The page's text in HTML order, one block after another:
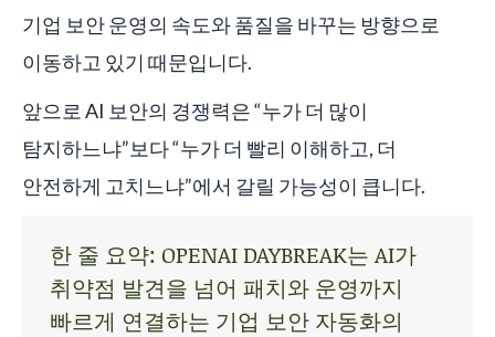
기업 보안 운영의 속도와 품질을 바꾸는 방향으로
이동하고 있기 때문입니다.
앞으로 AI 보안의 경쟁력은 “누가 더 많이
탐지하느냐”보다 “누가 더 빨리 이해하고, 더
안전하게 고치느냐”에서 갈릴 가능성이 큽니다.
한 줄 요약: OPENAI DAYBREAK는 AI가
취약점 발견을 넘어 패치와 운영까지
빠르게 연결하는 기업 보안 자동화의